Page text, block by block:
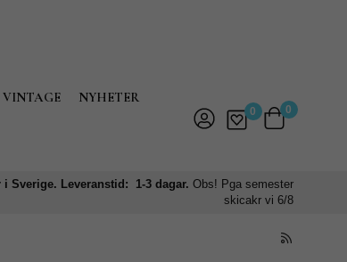
VINTAGE NYHETER
0 0
i Sverige. Leveranstid: 1-3 dagar.Obs! Pga semester
skicakr vi 6/8